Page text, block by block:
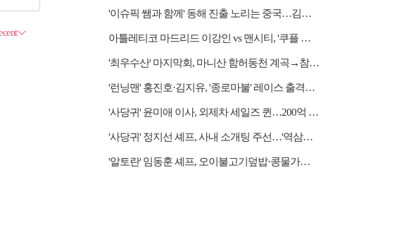
'이슈픽 쌤과 함께' 동해 진출 노리는 중국…김흥규 교수 강연
아틀레티코 마드리드 이강인 vs 맨시티, '쿠플 시리즈' 중계 쿠팡플레이
'최우수산' 마지막회, 마니산 함허동천 계곡→참성단 등반
'런닝맨' 홍진호·김지유, '종로마불' 레이스 출격…레전드 예능감 자랑
'사당귀' 윤미애 이사, 외제차 세일즈 퀸…200억 자산가
'사당귀' 정지선 셰프, 사내 소개팅 주선…'역삼동 근육남' 등장에 후끈
'알토란' 임동훈 셰프, 오이불고기덮밥·콩물가지냉국 레시피 공개